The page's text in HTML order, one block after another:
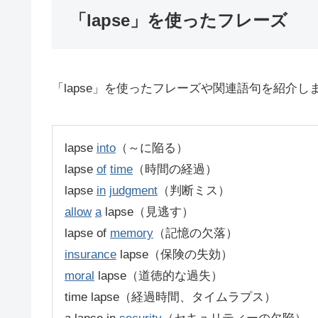
「lapse」を使ったフレーズ
「lapse」を使ったフレーズや関連語句を紹介し
lapse into （～に陥る）
lapse of time （時間の経過）
lapse in judgment （判断ミス）
allow alapse（見逃す）
lapse of memory （記憶の欠落）
insurance lapse（保険の失効）
moral lapse（道徳的な過失）
time lapse（経過時間、タイムラプス）